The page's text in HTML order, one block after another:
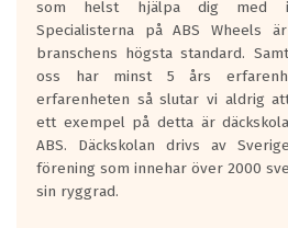
den kortaste bromssträckan och F
längsta.
Inga D eller G betyg delas ut för
personbilar och lätta lastbilar.
Betyget sätts efter ett test där
skall bromsa in på en väg där det
0.5-1.5 mm vatten.
I 80km/h kommer skillnaden på
som helst hjälpa dig med
Specialisterna på ABS Wheels
branschens högsta standard.
oss har minst 5 års
erfarenheten så slutar vi aldrig
ett exempel på detta är
ABS. Däckskolan drivs av
förening som innehar över 2000
sin ryggrad.